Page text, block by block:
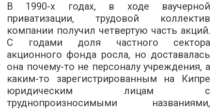
В 1990-х годах, в ходе ваучерной
приватизации, трудовой коллектив
компании получил четвертую часть акций.
С годами доля частного сектора
акционного фонда росла, но доставалась
она почему-то не персоналу учреждения, а
каким-то зарегистрированным на Кипре
юридическим лицам с
труднопроизносимыми названиями,